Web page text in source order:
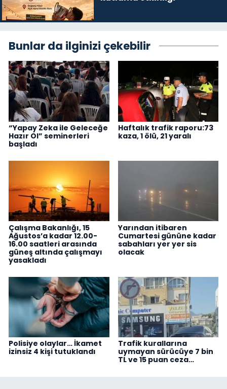
Bunlar da ilginizi çekebilir
“Yapay Zeka ile Geleceğe
Hazır Ol” seminerleri
başladı
Haftalık trafik raporu:73
kaza, 1 ölü, 21 yaralı
Çalışma Bakanlığı, 15
Ağustos’a kadar 12.00-
16.00 saatleri arasında
güneş altında çalışmayı
yasakladı
Yarından itibaren
Cumartesi gününe kadar
sabahları yer yer sis
olacak
Polisiye olaylar… İkamet
izinsiz 4 kişi tutuklandı
Trafik kurallarına
uymayan sürücüye 7 bin
TL ve 15 puan ceza…